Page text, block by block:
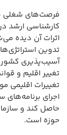
فرصت‌های شغلی
کارشناسی ارشد
اثرات آن دیده
تدوین
آسیب‌پذیری کشور
تغییر اقلیم و
تغییرات اقلیمی
اجرای برنامه‌های
حاصل کند و
حوزه است.